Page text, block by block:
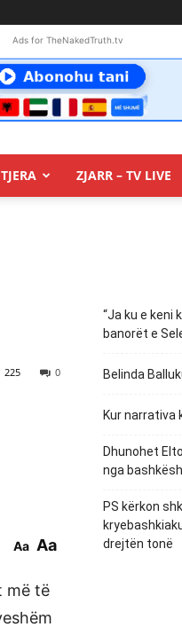
Ads for TheNakedTruth.tv
ZJARR – TV LIVE
0
225
Aa Aa
më të
“Ja ku e keni
banorët e
Belinda
Kur narrativa
Dhunohet
nga
PS kërkon
drejtën tonë